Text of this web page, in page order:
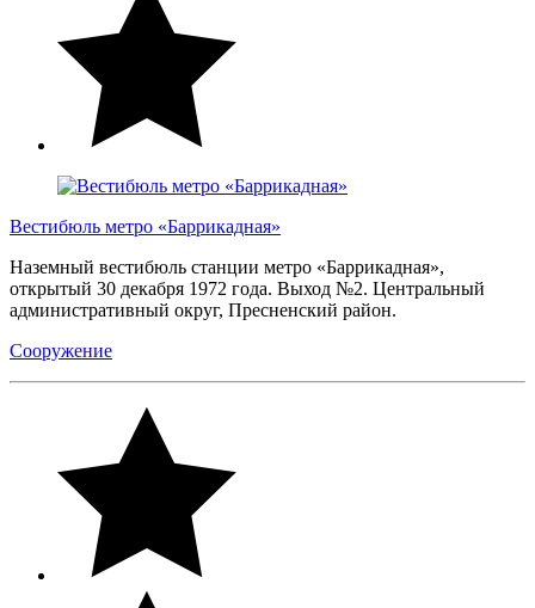
Вестибюль метро «Баррикадная»
Наземный вестибюль станции метро «Баррикадная»,
открытый 30 декабря 1972 года. Выход №2. Центральный
административный округ, Пресненский район.
Сооружение